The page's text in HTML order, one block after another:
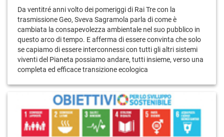
Da ventitré anni volto dei pomeriggi di Rai Tre con la
trasmissione Geo, Sveva Sagramola parla di come è
cambiata la consapevolezza ambientale nel suo pubblico in
questo arco di tempo. E afferma di essere convinta che solo
se capiamo di essere interconnessi con tutti gli altri sistemi
viventi del Pianeta possiamo andare, tutti insieme, verso una
completa ed efficace transizione ecologica